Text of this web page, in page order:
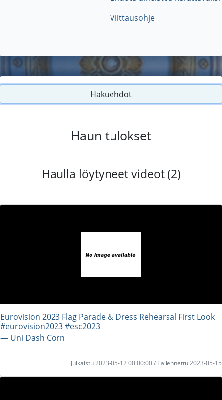
Viittausohje
Hakuehdot
Haun tulokset
Haulla löytyneet videot (2)
Eurovision 2023 Flag Parade & Dress Rehearsal First Look
#eurovision2023 #esc2023
― Uni Dash Corn
Julkaistu 2023-05-12 00:00:00 / Tallennettu 2023-05-15